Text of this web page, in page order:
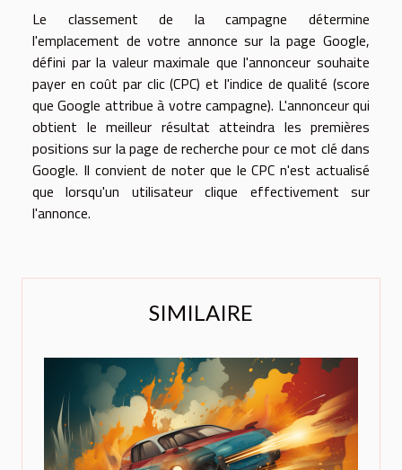
Le classement de la campagne détermine
l'emplacement de votre annonce sur la page Google,
défini par la valeur maximale que l'annonceur souhaite
payer en coût par clic (CPC) et l'indice de qualité (score
que Google attribue à votre campagne). L'annonceur qui
obtient le meilleur résultat atteindra les premières
positions sur la page de recherche pour ce mot clé dans
Google. Il convient de noter que le CPC n'est actualisé
que lorsqu'un utilisateur clique effectivement sur
l'annonce.
SIMILAIRE